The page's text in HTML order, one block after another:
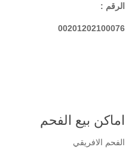
الرقم :
00201202100076
اماكن بيع الفحم
الفحم الافريقي